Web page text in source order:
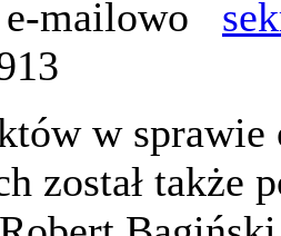
e-mailowo
w
został także